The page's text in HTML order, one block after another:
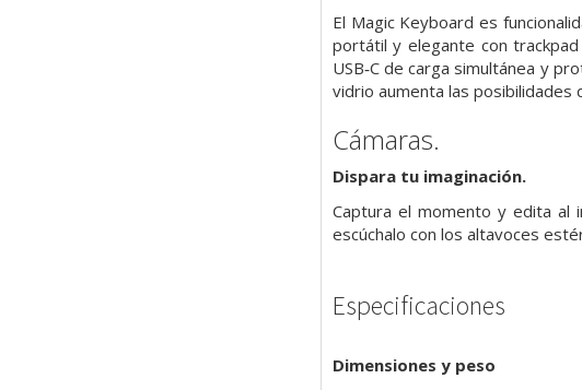
El Magic Keyboard es
portátil y elegante con
USB‑C de carga simultánea y
vidrio aumenta las posibili­dades
Cámaras.
Dispara tu imaginación.
Captura el momento y edita al
escúchalo con los altavoces
Especificaciones
Dimensiones y peso